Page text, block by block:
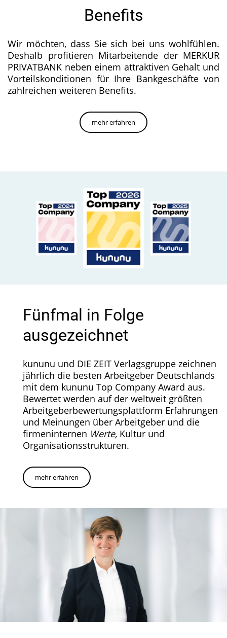
Benefits
Wir möchten, dass Sie sich bei uns wohlfühlen.
Deshalb profitieren Mitarbeitende der MERKUR
PRIVATBANK neben einem attraktiven Gehalt und
Vorteilskonditionen für Ihre Bankgeschäfte von
zahlreichen weiteren Benefits.
mehr erfahren
Fünfmal in Folge
ausgezeichnet
kununu und DIE ZEIT Verlagsgruppe zeichnen
jährlich die besten Arbeitgeber Deutschlands
mit dem kununu Top Company Award aus.
Bewertet werden auf der weltweit größten
Arbeitgeberbewertungsplattform Erfahrungen
und Meinungen über Arbeitgeber und die
firmeninternen Werte, Kultur und
Organisationsstrukturen.
mehr erfahren